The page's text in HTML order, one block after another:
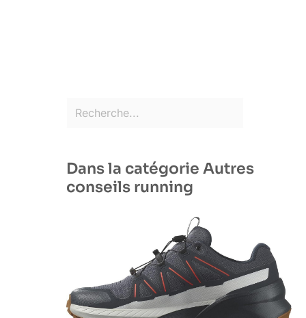
Dans la catégorie Autres
conseils running